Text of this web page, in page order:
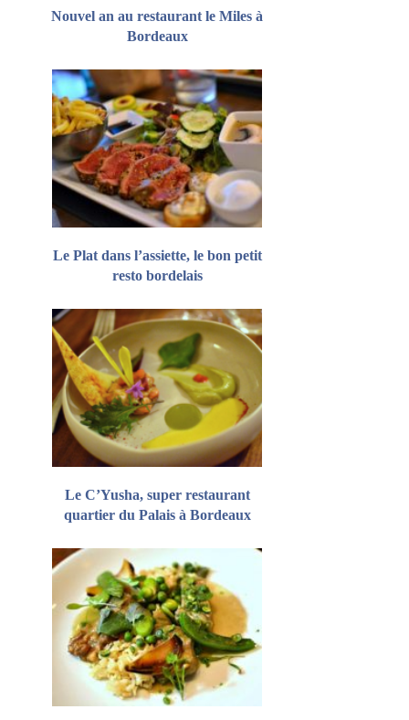
Nouvel an au restaurant le Miles à
Bordeaux
Le Plat dans l’assiette, le bon petit
resto bordelais
Le C’Yusha, super restaurant
quartier du Palais à Bordeaux